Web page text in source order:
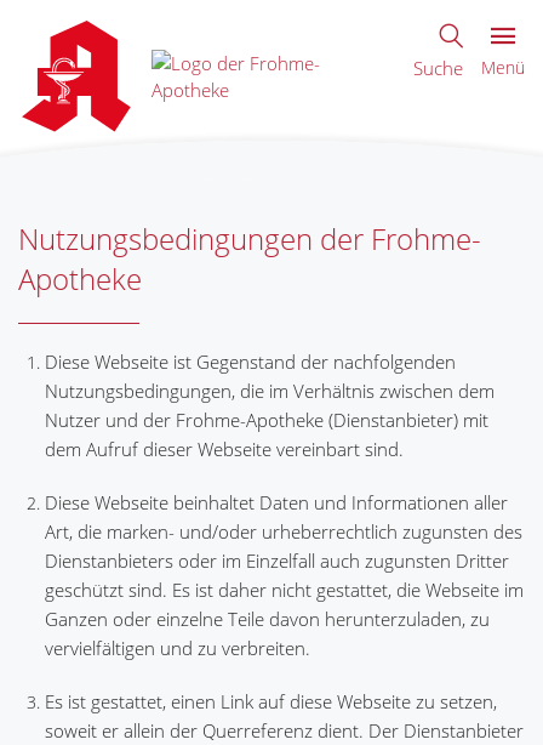
Suche Menü
Nutzungsbedingungen der Frohme-
Apotheke
Diese Webseite ist Gegenstand der nachfolgenden
Nutzungsbedingungen, die im Verhältnis zwischen dem
Nutzer und der Frohme-Apotheke (Dienstanbieter) mit
dem Aufruf dieser Webseite vereinbart sind.
Diese Webseite beinhaltet Daten und Informationen aller
Art, die marken- und/oder urheberrechtlich zugunsten des
Dienstanbieters oder im Einzelfall auch zugunsten Dritter
geschützt sind. Es ist daher nicht gestattet, die Webseite im
Ganzen oder einzelne Teile davon herunterzuladen, zu
vervielfältigen und zu verbreiten.
Es ist gestattet, einen Link auf diese Webseite zu setzen,
soweit er allein der Querreferenz dient. Der Dienstanbieter